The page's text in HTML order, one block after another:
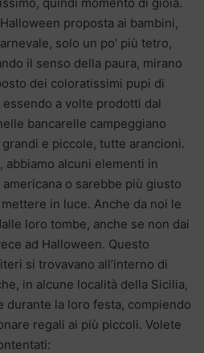
proposta ai bambini,
solo un po’ più tetro,
il senso della paura, mirano
dei coloratissimi pupi di
a volte prodotti dal
bancarelle campeggiano
e piccole, tutte arancioni.
abbiamo alcuni elementi in
o sarebbe più giusto
in luce. Anche da noi le
loro tombe, anche se non dai
ad Halloween. Questo
si trovavano all’interno di
in alcune località della Sicilia,
durante la loro festa, compiendo
regali ai più piccoli. Volete